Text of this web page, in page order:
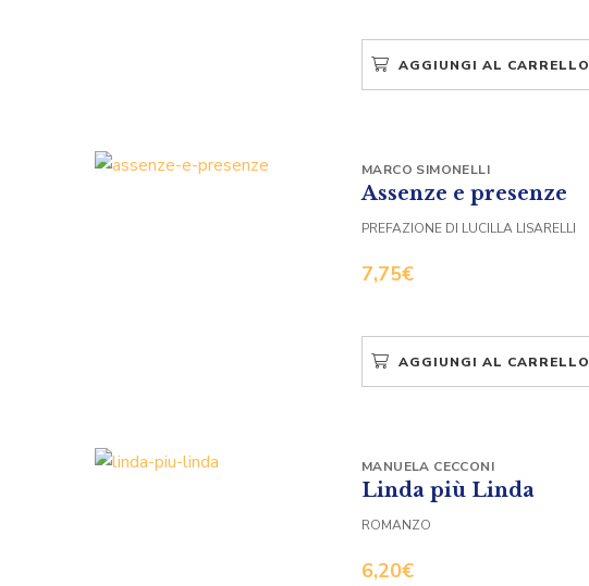
AGGIUNGI AL CARRELLO
Assenze e presenze
7,75€
MARCO SIMONELLI
PREFAZIONE DI LUCILLA LISARELLI
AGGIUNGI AL CARRELLO
Linda più Linda
6,20€
MANUELA CECCONI
ROMANZO